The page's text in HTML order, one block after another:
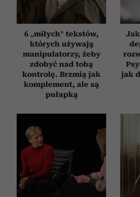
6 „miłych” tekstów,
których używają
manipulatorzy, żeby
zdobyć nad tobą
kontrolę. Brzmią jak
komplement, ale są
pułapką
jak